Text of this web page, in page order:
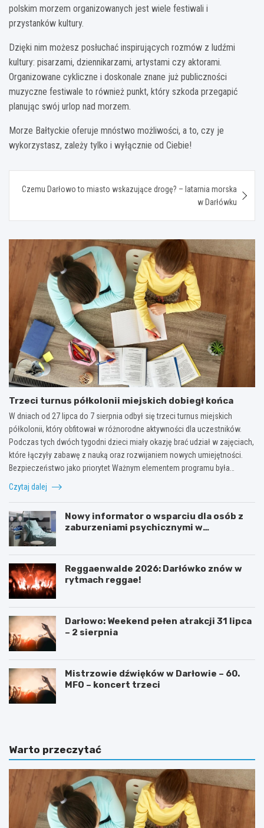
polskim morzem organizowanych jest wiele festiwali i
przystanków kultury.
Dzięki nim możesz posłuchać inspirujących rozmów z ludźmi
kultury: pisarzami, dziennikarzami, artystami czy aktorami.
Organizowane cykliczne i doskonale znane już publiczności
muzyczne festiwale to również punkt, który szkoda przegapić
planując swój urlop nad morzem.
Morze Bałtyckie oferuje mnóstwo możliwości, a to, czy je
wykorzystasz, zależy tylko i wyłącznie od Ciebie!
wpisu
Czemu Darłowo to miasto wskazujące drogę? – latarnia morska
w Darłówku
Trzeci turnus półkolonii miejskich dobiegł końca
W dniach od 27 lipca do 7 sierpnia odbył się trzeci turnus miejskich
półkolonii, który obfitował w różnorodne aktywności dla uczestników.
Podczas tych dwóch tygodni dzieci miały okazję brać udział w zajęciach,
które łączyły zabawę z nauką oraz rozwijaniem nowych umiejętności.
Bezpieczeństwo jako priorytet Ważnym elementem programu była…
Czytaj dalej
Nowy informator o wsparciu dla osób z
zaburzeniami psychicznymi w
Reggaenwalde 2026: Darłówko znów w
rytmach reggae!
Darłowo: Weekend pełen atrakcji 31 lipca
– 2 sierpnia
Mistrzowie dźwięków w Darłowie – 60.
MFO – koncert trzeci
Warto przeczytać